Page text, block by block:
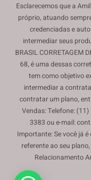
Esclarecemos que a
próprio, atuando
credenciadas e
intermediar seus
BRASIL CORRETAGEM
68, é uma dessas
tem como objetivo
intermediar a
contratar um plano,
Vendas: Telefone:
3383 ou e-mail:
Importante: Se você já
referente ao seu
Relacionamento